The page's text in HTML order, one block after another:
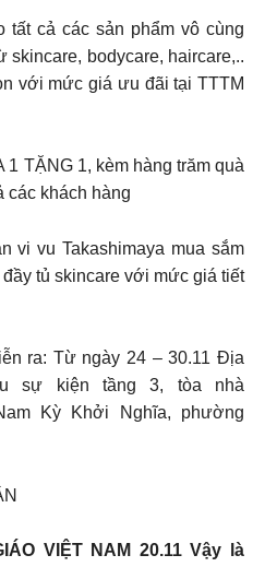
tất cả các sản phẩm vô cùng
skincare, bodycare, haircare,..
với mức giá ưu đãi tại TTTM
TẶNG 1, kèm hàng trăm quà
các khách hàng
vi vu Takashimaya mua sắm
tủ skincare với mức giá tiết
ra: Từ ngày 24 – 30.11 Địa
sự kiện tầng 3, tòa nhà
Kỳ Khởi Nghĩa, phường
VIỆT NAM 20.11 Vậy là